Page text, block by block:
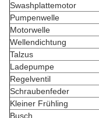
Swashplattemotor
Pumpenwelle
Motorwelle
Wellendichtung
Talzus
Ladepumpe
Regelventil
Schraubenfeder
Kleiner Frühling
Busch